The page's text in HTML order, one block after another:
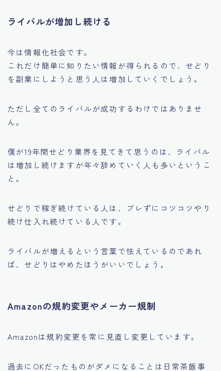
ライバルが増加し続ける
今は情報化社会です。
これだけ簡単に知りたい情報が得られるので、せどり
を副業にしようと思う人は増加していくでしょう。
ただし全てのライバルが成功するわけではありませ
ん。
僕が19年間せどり業界を見てきて思うのは、 ライバル
は増加し続けますが年々辞めていく人も多いというこ
と。
せどりで稼ぎ続けている人は、ブレずにコツコツやり
続け仕入れ続けている人です。
ライバルが増えるという言葉で怯えているのであれ
ば、せどりはやめたほうがいいでしょう。
Amazonの規約変更やメーカー規制
Amazonは規約変更を常に見直し変更しています。
過去にOKだったものがダメになることは日常茶飯事